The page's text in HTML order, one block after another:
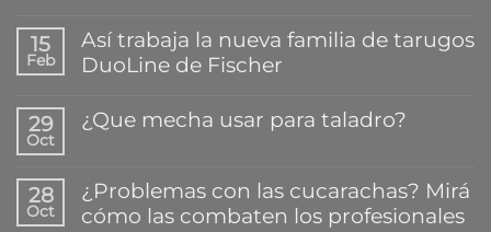
hay
comentarios
en
secreto
para
reparar
plásticos
en
15
Feb
Así trabaja la nueva familia de tarugos
DuoLine de Fischer
hay
comentarios
la
nueva
29
Oct
¿Que mecha usar para taladro?
comentarios
en
¿Que
28
Oct
¿Problemas con las cucarachas? Mirá
cómo las combaten los profesionales